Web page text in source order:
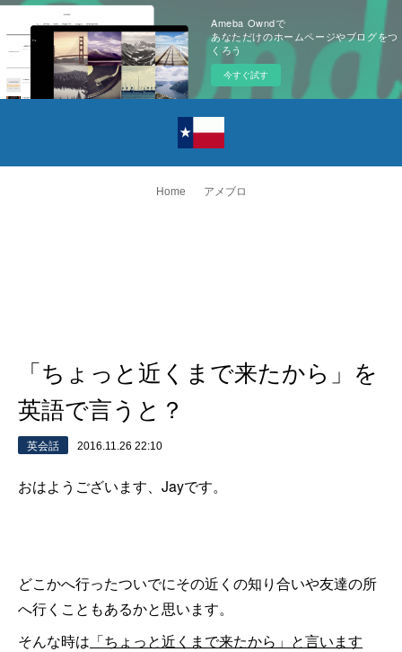
Ameba Owndで
あなただけのホームページやブログをつ
くろう
今すぐ試す
Home アメブロ
「ちょっと近くまで来たから」を
英語で言うと？
英会話 2016.11.26 22:10
おはようございます、Jayです。
どこかへ行ったついでにその近くの知り合いや友達の所
へ行くこともあるかと思います。
そんな時は 「ちょっと近くまで来たから」と言います